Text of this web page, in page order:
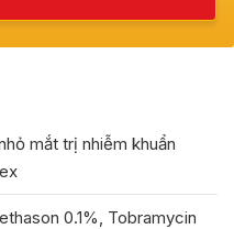
mắt trị nhiễm khuẩn
0.1%, Tobramycin